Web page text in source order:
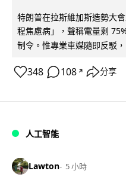
特朗普在拉斯維加斯造勢大
程焦慮病」，聲稱電量剩
制令。惟專業車媒隨即反駁
348 108 ↗ 分享
人工智能
Lawton 5 小時